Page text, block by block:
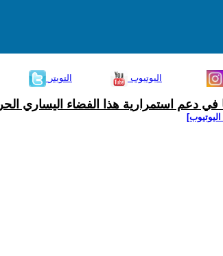
التويتر اليوتيوب
في دعم استمرارية هذا الفضاء اليساري الحر